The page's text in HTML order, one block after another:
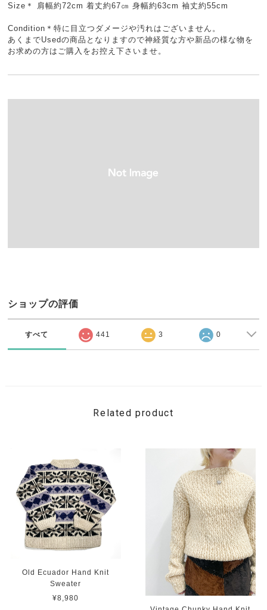
Size＊ 肩幅約72cm 着丈約67㎝ 身幅約63cm 袖丈約55cm
Condition＊特に目立つダメージや汚れはございません。
あくまでUsedの商品となりますので神経質な方や新品の様な物を
お求めの方はご購入をお控え下さいませ。
ショップの評価
すべて 441 3 0
Related product
Old Ecuador Hand Knit
Sweater
¥8,980